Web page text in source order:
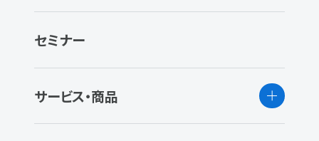
セミナー
サービス・商品